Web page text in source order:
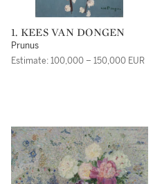
1. KEES VAN DONGEN
Prunus
Estimate: 100,000 – 150,000 EUR